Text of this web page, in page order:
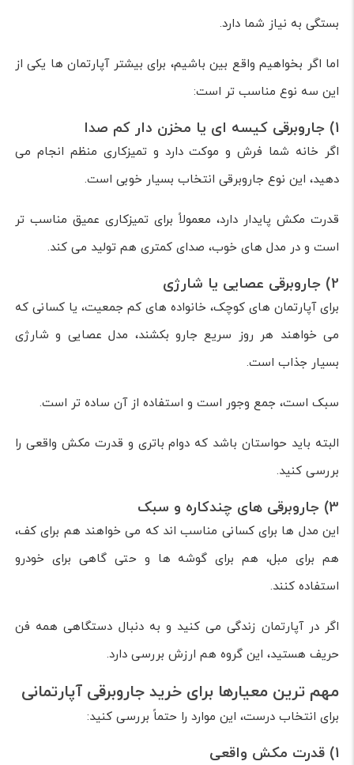
بستگی به نیاز شما دارد.
اما اگر بخواهیم واقع بین باشیم، برای بیشتر آپارتمان ها یکی از
این سه نوع مناسب تر است:
1) جاروبرقی کیسه ای یا مخزن دار کم صدا
اگر خانه شما فرش و موکت دارد و تمیزکاری منظم انجام می
دهید، این نوع جاروبرقی انتخاب بسیار خوبی است.
قدرت مکش پایدار دارد، معمولاً برای تمیزکاری عمیق مناسب تر
است و در مدل های خوب، صدای کمتری هم تولید می کند.
2) جاروبرقی عصایی یا شارژی
برای آپارتمان های کوچک، خانواده های کم جمعیت، یا کسانی که
می خواهند هر روز سریع جارو بکشند، مدل عصایی و شارژی
بسیار جذاب است.
سبک است، جمع وجور است و استفاده از آن ساده تر است.
البته باید حواستان باشد که دوام باتری و قدرت مکش واقعی را
بررسی کنید.
3) جاروبرقی های چندکاره و سبک
این مدل ها برای کسانی مناسب اند که می خواهند هم برای کف،
هم برای مبل، هم برای گوشه ها و حتی گاهی برای خودرو
استفاده کنند.
اگر در آپارتمان زندگی می کنید و به دنبال دستگاهی همه فن
حریف هستید، این گروه هم ارزش بررسی دارد.
مهم ترین معیارها برای خرید جاروبرقی آپارتمانی
برای انتخاب درست، این موارد را حتماً بررسی کنید:
1) قدرت مکش واقعی